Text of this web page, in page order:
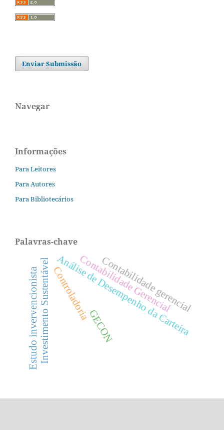
Enviar Submissão
Navegar
Informações
Para Leitores
Para Autores
Para Bibliotecários
Palavras-chave
Controladoria
Investimento SustentávelAnálise de Desempenho da Carteira
Contabilidade Gerencial
GECON
Contabilidade gerencial
Estudo invervencionista